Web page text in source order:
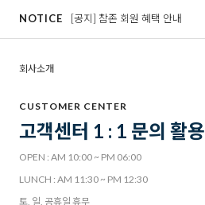
NOTICE [공지] 참존 회원 혜택 안내
회사소개
CUSTOMER CENTER
고객센터 1 : 1 문의 활용
OPEN : AM 10:00 ~ PM 06:00
LUNCH : AM 11:30 ~ PM 12:30
토, 일, 공휴일 휴무